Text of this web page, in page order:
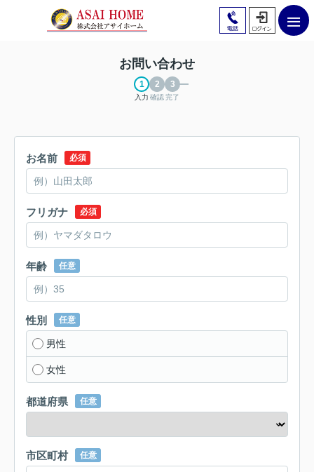
お問い合わせ
入力 確認完了
お名前 必須
フリガナ 必須
年齢 任意
性別 任意
男性
女性
都道府県 任意
市区町村 任意